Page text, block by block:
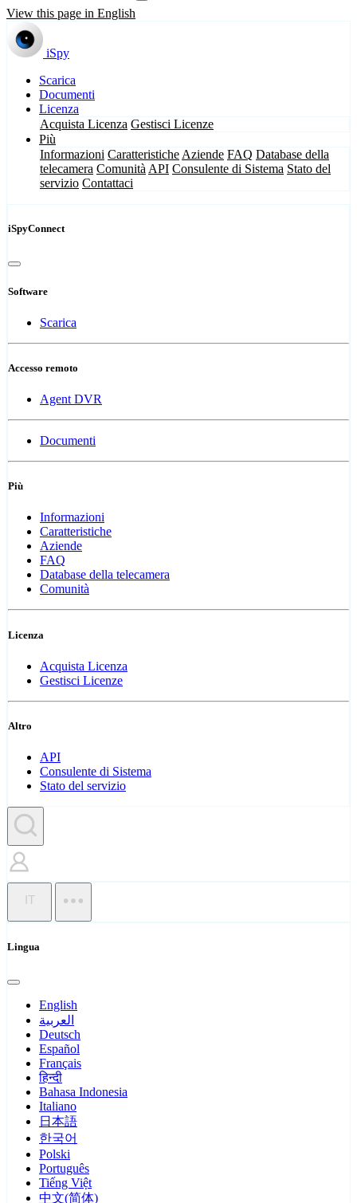
View this page in English
iSpy
Scarica
Documenti
Licenza
Acquista Licenza Gestisci Licenze
Più
Informazioni Caratteristiche Aziende FAQ Database della
telecamera Comunità API Consulente di Sistema Stato del
servizio Contattaci
iSpyConnect
Software
Scarica
Accesso remoto
Agent DVR
Documenti
Più
Informazioni
Caratteristiche
Aziende
FAQ
Database della telecamera
Comunità
Licenza
Acquista Licenza
Gestisci Licenze
Altro
API
Consulente di Sistema
Stato del servizio
IT
Lingua
English
العربية
Deutsch
Español
Français
हिन्दी
Bahasa Indonesia
Italiano
日本語
한국어
Polski
Português
Tiếng Việt
中文(简体)